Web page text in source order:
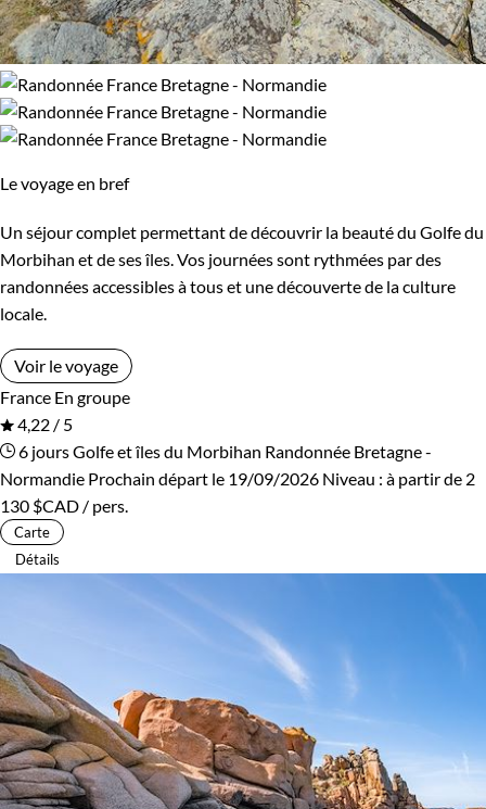
Le voyage en bref
Un séjour complet permettant de découvrir la beauté du Golfe du
Morbihan et de ses îles. Vos journées sont rythmées par des
randonnées accessibles à tous et une découverte de la culture
locale.
Voir le voyage
France En groupe
4,22 / 5
6 joursGolfe et îles du Morbihan Randonnée Bretagne -
Normandie Prochain départ le 19/09/2026 Niveau : à partir de 2
130 $CAD / pers.
Carte
Détails